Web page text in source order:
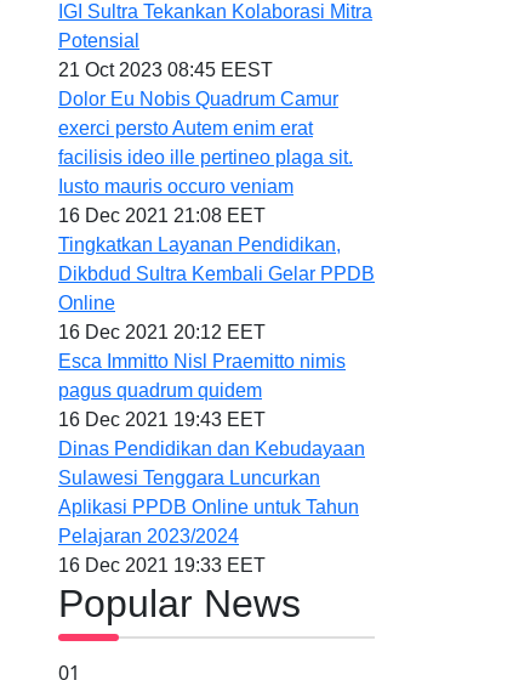
IGI Sultra Tekankan Kolaborasi Mitra
Potensial
21 Oct 2023 08:45 EEST
Dolor Eu Nobis Quadrum Camur
exerci persto Autem enim erat
facilisis ideo ille pertineo plaga sit.
Iusto mauris occuro veniam
16 Dec 2021 21:08 EET
Tingkatkan Layanan Pendidikan,
Dikbdud Sultra Kembali Gelar PPDB
Online
16 Dec 2021 20:12 EET
Esca Immitto Nisl Praemitto nimis
pagus quadrum quidem
16 Dec 2021 19:43 EET
Dinas Pendidikan dan Kebudayaan
Sulawesi Tenggara Luncurkan
Aplikasi PPDB Online untuk Tahun
Pelajaran 2023/2024
16 Dec 2021 19:33 EET
Popular News
01